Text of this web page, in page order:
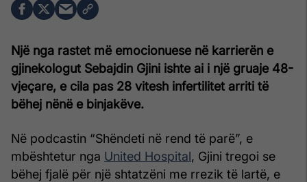
Një nga rastet më emocionuese në karrierën e
gjinekologut Sebajdin Gjini ishte ai i një gruaje 48-
vjeçare, e cila pas 28 vitesh infertilitet arriti të
bëhej nënë e binjakëve.
Në podcastin “Shëndeti në rend të parë”, e
mbështetur nga United Hospital, Gjini tregoi se
bëhej fjalë për një shtatzëni me rrezik të lartë, e